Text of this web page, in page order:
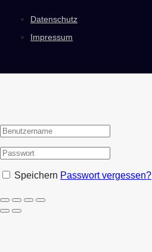
Datenschutz
Impressum
Speichern Passwort vergessen?